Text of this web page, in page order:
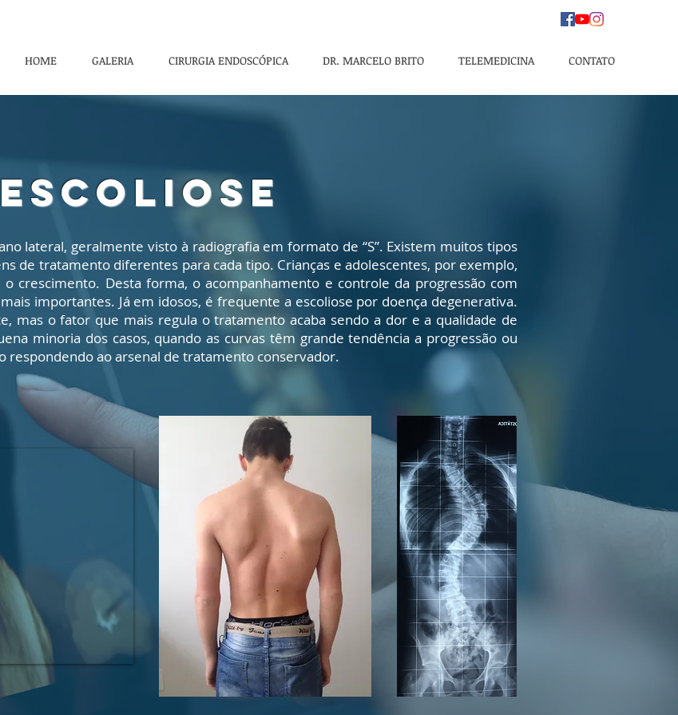
HOME GALERIA CIRURGIA ENDOSCÓPICA DR. MARCELO BRITO TELEMEDICINA CONTATO
ESCOLIOSE
lateral, geralmente visto à radiografia em formato de “S”. Existem muitos tipos
de tratamento diferentes para cada tipo. Crianças e adolescentes, por exemplo,
crescimento. Desta forma, o acompanhamento e controle da progressão com
importantes. Já em idosos, é frequente a escoliose por doença degenerativa.
mas o fator que mais regula o tratamento acaba sendo a dor e a qualidade de
minoria dos casos, quando as curvas têm grande tendência a progressão ou
respondendo ao arsenal de tratamento conservador.